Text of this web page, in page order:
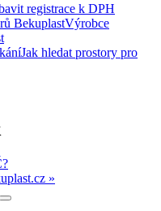
registrace k DPH
Výrobce
Jak hledat prostory pro
»